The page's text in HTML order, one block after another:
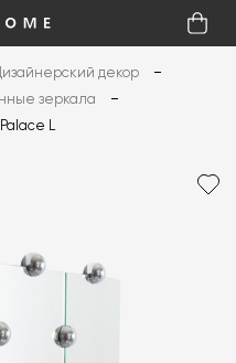
декор
зеркала
L